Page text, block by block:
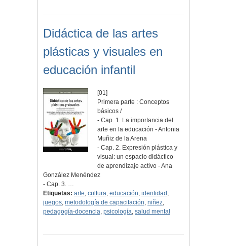
Didáctica de las artes
plásticas y visuales en
educación infantil
[01]
Primera parte : Conceptos
básicos /
- Cap. 1. La importancia del
arte en la educación - Antonia
Muñiz de la Arena
- Cap. 2. Expresión plástica y
visual: un espacio didáctico
de aprendizaje activo - Ana
González Menéndez
- Cap. 3. …
Etiquetas: arte, cultura, educación, identidad ,
juegos, metodología de capacitación, niñez,
pedagogía-docencia, psicología, salud mental